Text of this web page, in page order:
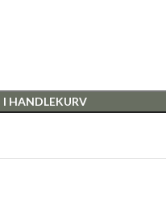
I HANDLEKURV